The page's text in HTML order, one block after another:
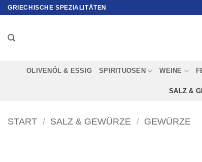
ZumGRIECHISCHE SPEZIALITÄTEN
OLIVENÖL & ESSIG SPIRITUOSEN WEINE
SALZ &
START / SALZ & GEWÜRZE / GEWÜRZE